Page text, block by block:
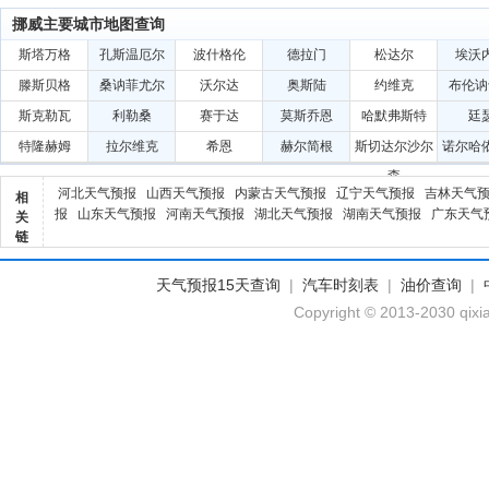
挪威主要城市地图查询
斯塔万格 孔斯温厄尔 波什格伦 德拉门 松达尔
埃沃
滕斯贝格
桑讷菲尤尔 沃尔达 奥斯陆 约维克
布伦
斯克勒瓦
利勒桑 赛于达 莫斯乔恩 哈默弗斯特
廷
特隆赫姆
拉尔维克 希恩 赫尔简根
斯切达尔沙尔
森
诺尔哈
相
关
链
河北天气预报 山西天气预报 内蒙古天气预报 辽宁天气预报
吉林天气
报
山东天气预报 河南天气预报 湖北天气预报 湖南天气预报 广东天气
天气预报15天查询 | 汽车时刻表 | 油价查询 |
Copyright © 2013-2030